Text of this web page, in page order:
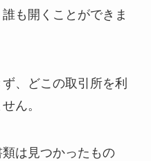
も開くことができま
、どこの取引所を利
ん。
は見つかったもの